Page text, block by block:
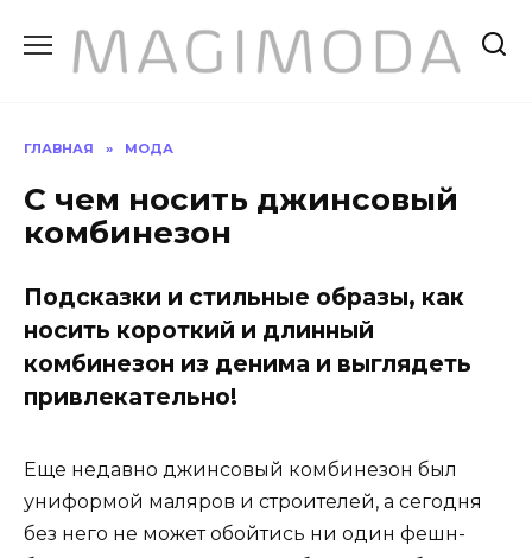
содержанию
ГЛАВНАЯ » МОДА
С чем носить джинсовый
комбинезон
Подсказки и стильные образы, как
носить короткий и длинный
комбинезон из денима и выглядеть
привлекательно!
Еще недавно джинсовый комбинезон был
униформой маляров и строителей, а сегодня
без него не может обойтись ни один фешн-